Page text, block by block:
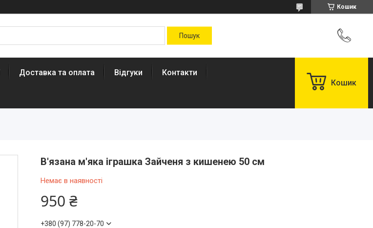
Кошик
Доставка та оплата Відгуки Контакти
Кошик
В'язана м'яка іграшка Зайченя з кишенею 50 см
Немає в наявності
950 ₴
+380 (97) 778-20-70